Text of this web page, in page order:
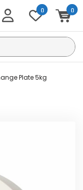
0 0
Plate 5kg